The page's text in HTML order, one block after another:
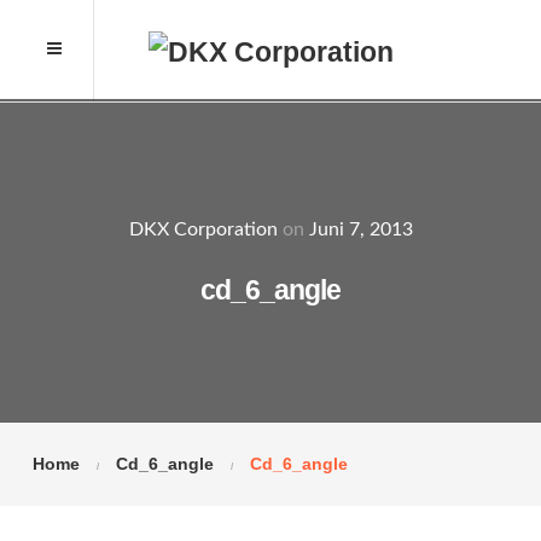
DKX Corporation on Juni 7, 2013
cd_6_angle
Home Cd_6_angle Cd_6_angle